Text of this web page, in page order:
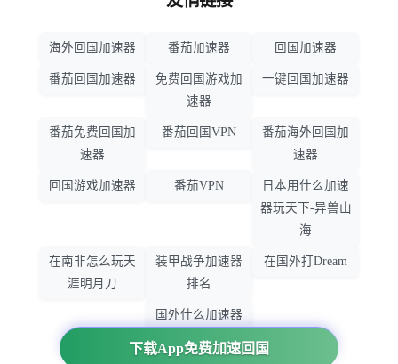
下载App免费加速回国
海外回国加速器 番茄加速器 回国加速器
番茄回国加速器
免费回国游戏加
速器
一键回国加速器
番茄免费回国加
速器
番茄回国VPN
番茄海外回国加
速器
回国游戏加速器 番茄VPN
日本用什么加速
器玩天下-异兽山
海
在南非怎么玩天
涯明月刀
装甲战争加速器
排名
在国外打Dream
国外什么加速器
玩暗黑破坏神